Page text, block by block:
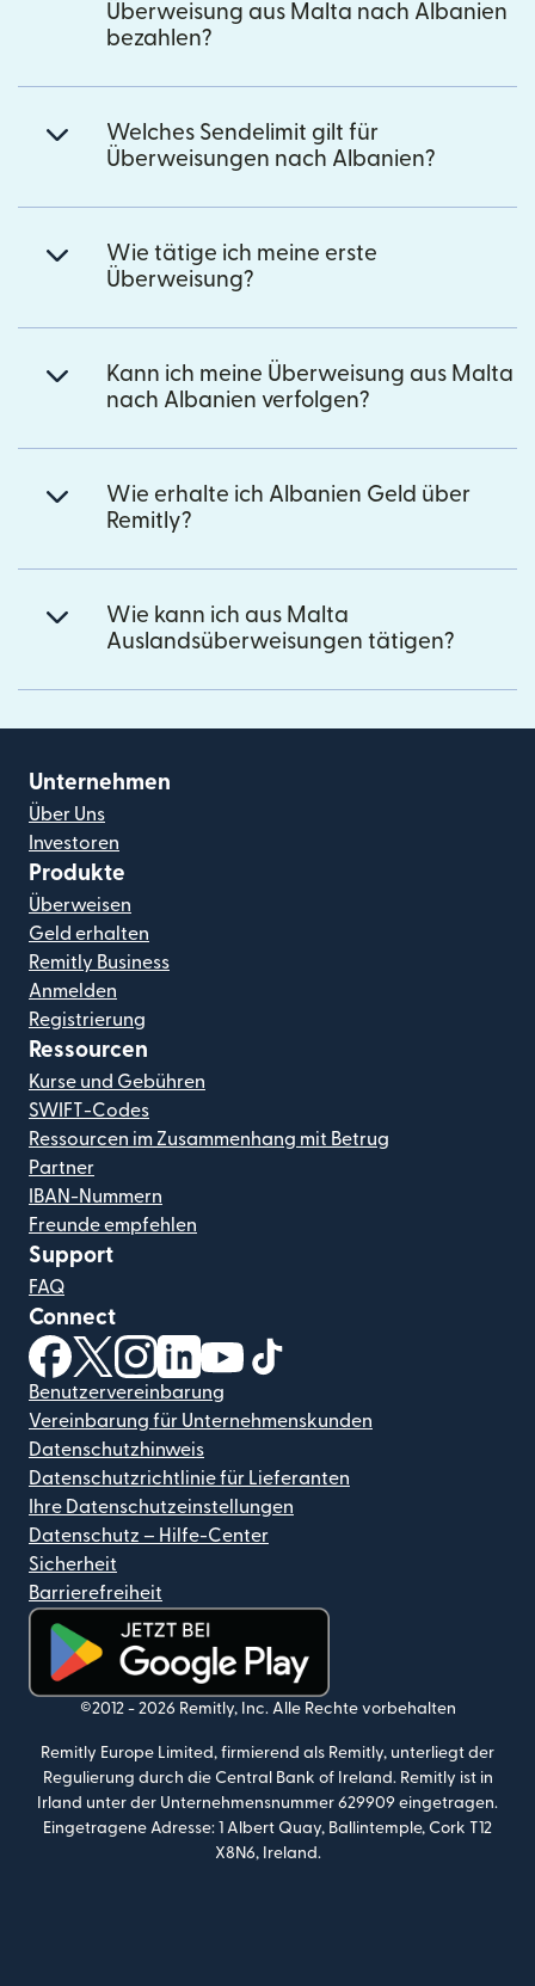
Überweisung aus Malta nach Albanien
bezahlen?
Welches Sendelimit gilt für
Überweisungen nach Albanien?
Wie tätige ich meine erste
Überweisung?
Kann ich meine Überweisung aus Malta
nach Albanien verfolgen?
Wie erhalte ich Albanien Geld über
Remitly?
Wie kann ich aus Malta
Auslandsüberweisungen tätigen?
Unternehmen
Über Uns
Investoren
Produkte
Überweisen
Geld erhalten
Remitly Business
Anmelden
Registrierung
Ressourcen
Kurse und Gebühren
SWIFT-Codes
Ressourcen im Zusammenhang mit Betrug
Partner
IBAN-Nummern
Freunde empfehlen
Support
FAQ
Connect
(wird in einem neuen Fenster geöffnet)
(wird in einem neuen Fenster geöffnet)
(wird in einem neuen Fenster geöffnet)
(wird in einem neuen Fenster geöffnet)
(wird in einem neuen Fenster
Benutzervereinbarung
Vereinbarung für Unternehmenskunden
Datenschutzhinweis
Datenschutzrichtlinie für Lieferanten
Ihre Datenschutzeinstellungen
Datenschutz – Hilfe-Center
Sicherheit
Barrierefreiheit
(wird in einem neuen Fenster geöffnet)
©2012 - 2026 Remitly, Inc. Alle Rechte vorbehalten
Remitly Europe Limited, firmierend als Remitly, unterliegt der
Regulierung durch die Central Bank of Ireland. Remitly ist in
Irland unter der Unternehmensnummer 629909 eingetragen.
Eingetragene Adresse: 1 Albert Quay, Ballintemple, Cork T12
X8N6, Ireland.